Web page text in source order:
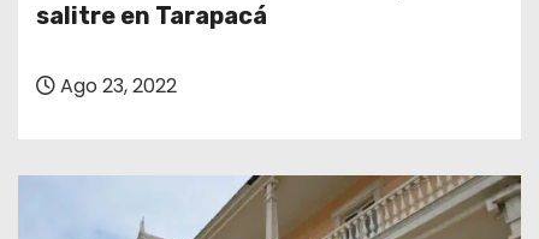
salitre en Tarapacá
Ago 23, 2022